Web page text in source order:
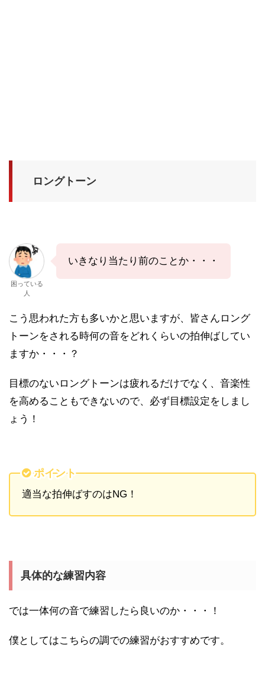
ロングトーン
困っている
人
いきなり当たり前のことか・・・
こう思われた方も多いかと思いますが、皆さんロング
トーンをされる時何の音をどれくらいの拍伸ばしてい
ますか・・・？
目標のないロングトーンは疲れるだけでなく、音楽性
を高めることもできないので、必ず目標設定をしまし
ょう！
ポイント
適当な拍伸ばすのはNG！
具体的な練習内容
では一体何の音で練習したら良いのか・・・！
僕としてはこちらの調での練習がおすすめです。